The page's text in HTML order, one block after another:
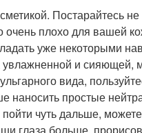
Постарайтесь
очень плохо для вашей
уже некоторыми
и сияющей,
вида,
наносить простые
чуть дальше,